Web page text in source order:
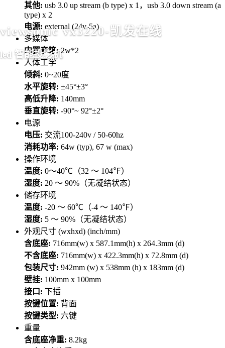
viewsonic vx3220-凯发在线
led 智能投影机
其他: usb 3.0 up stream (b type) x 1，usb 3.0 down stream (a
type) x 2
电源: external (24v-5a)
多媒体
内置音箱:2w*2
人体工学
倾斜: 0~20度
水平旋转: ±45°±3°
高低升降: 140mm
垂直旋转: -90°~ 92°±2°
电源
电压: 交流100-240v / 50-60hz
消耗功率: 64w (typ), 67 w (max)
操作环境
温度: 0～40℃（32 ～ 104℉）
湿度: 20 ～ 90%（无凝结状态）
储存环境
温度: -20 ～ 60℃（-4 ～ 140℉）
湿度: 5 ～ 90%（无凝结状态）
外观尺寸 (wxhxd) (inch/mm)
含底座: 716mm(w) x 587.1mm(h) x 264.3mm (d)
不含底座: 716mm(w) x 422.3mm(h) x 72.8mm (d)
包装尺寸: 942mm (w) x 538mm (h) x 183mm (d)
壁挂: 100mm x 100mm
接口: 下插
按键位置: 背面
按键类型: 六键
重量
含底座净重: 8.2kg